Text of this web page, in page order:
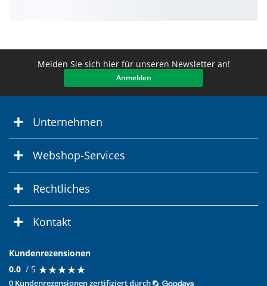
Melden Sie sich hier für unseren Newsletter an!
Anmelden
Unternehmen
Webshop-Services
Rechtliches
Kontakt
Kundenrezensionen
0.0 / 5 ★★★★★
★★★★★
0 Kundenrezensionen zertifiziert durch